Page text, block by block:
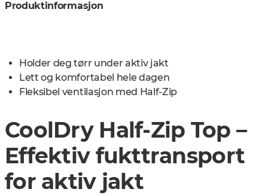
Produktinformasjon
Holder deg tørr under aktiv jakt
Lett og komfortabel hele dagen
Fleksibel ventilasjon med Half-Zip
CoolDry Half-Zip Top –
Effektiv fukttransport
for aktiv jakt